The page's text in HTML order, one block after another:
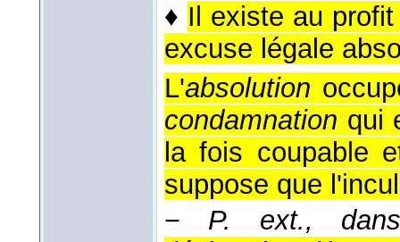
♦ Il existe au
excuse légale
L'absolution
condamnation qui
la fois coupable
suppose que
− P. ext.,